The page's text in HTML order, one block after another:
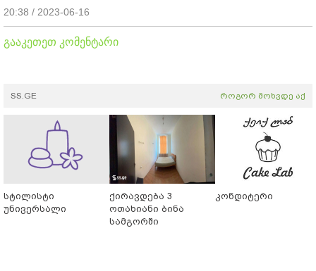
20:38 / 2023-06-16
გააკეთეთ კომენტარი
SS.GE როგორ მოხვდე აქ
სტილისტი
უნივერსალი
ქირავდება 3
ოთახიანი ბინა
სამგორში
კონდიტერი